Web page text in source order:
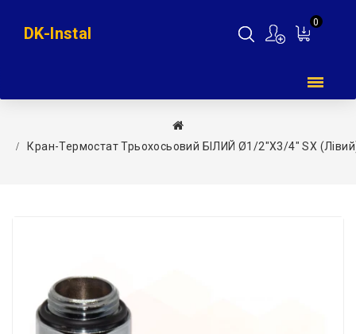
0
DK-Instal
Кран-Термостат Трьохосьовий БІЛИЙ Ø1/2″x3/4″ SX